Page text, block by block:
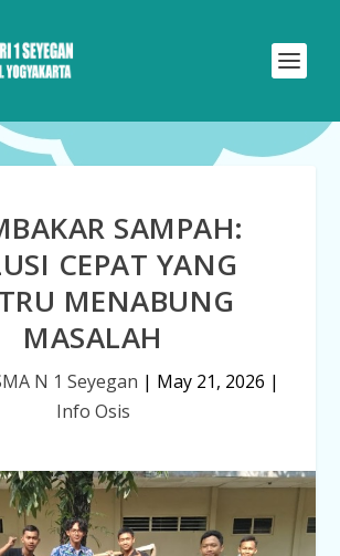
SAMPAH:
CEPAT YANG
MENABUNG
MASALAH
N 1 Seyegan | May 21, 2026 |
Info Osis